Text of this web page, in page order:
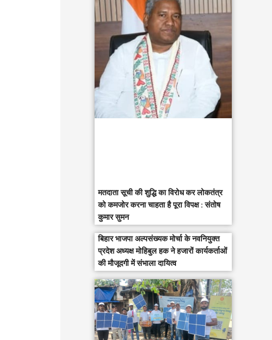
मतदाता सूची की शुद्धि का विरोध कर लोकतंत्र
को कमजोर करना चाहता है पूरा विपक्ष : संतोष
कुमार सुमन
बिहार भाजपा अल्पसंख्यक मोर्चा के नवनियुक्त
प्रदेश अध्यक्ष मोहिबुल हक ने हजारों कार्यकर्ताओं
की मौजूदगी में संभाला दायित्व